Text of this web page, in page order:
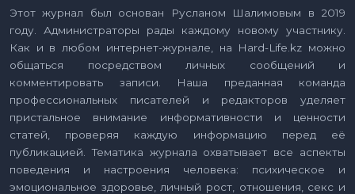
Этот журнал был основан Русланом Шалимовым в 2019
году. Администраторы рады каждому новому участнику.
Как и в любом интернет-журнале, на Hard-Life.kz можно
общаться посредством личных сообщений и
комментировать записи. Наша преданная команда
профессиональных писателей и редакторов уделяет
пристальное внимание информативности и ценности
статей, проверяя каждую информацию перед её
публикацией. Тематика журнала охватывает все аспекты
поведения и настроения человека: психическое и
эмоциональное здоровье, личный рост, отношения, секс и